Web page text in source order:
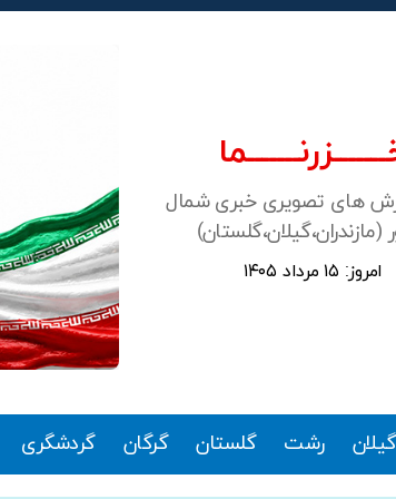
های تصویری خبری شمال
امروز: ۱۵ مرداد ۱۴۰۵
گیلان رشت گلستان گرگان گردشگری